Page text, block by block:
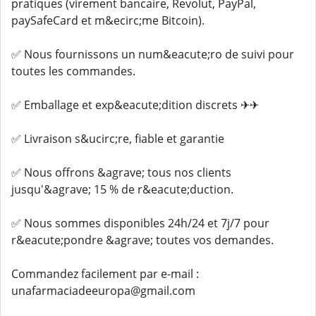
pratiques (virement bancaire, Revolut, PayPal,
paySafeCard et m&ecirc;me Bitcoin).
✅ Nous fournissons un num&eacute;ro de suivi pour
toutes les commandes.
✅ Emballage et exp&eacute;dition discrets ✈✈
✅ Livraison s&ucirc;re, fiable et garantie
✅ Nous offrons &agrave; tous nos clients
jusqu'&agrave; 15 % de r&eacute;duction.
✅ Nous sommes disponibles 24h/24 et 7j/7 pour
r&eacute;pondre &agrave; toutes vos demandes.
Commandez facilement par e-mail :
unafarmaciadeeuropa@gmail.com